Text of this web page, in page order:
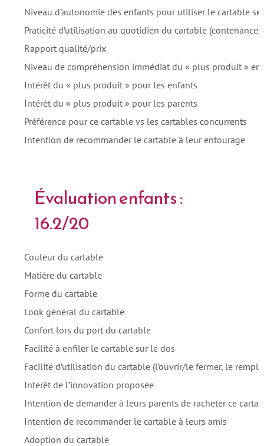
Niveau d’autonomie des enfants pour utiliser le cartable
Praticité d’utilisation au quotidien du cartable
Rapport qualité/prix
Niveau de compréhension immédiat du « plus produit »
Intérêt du « plus produit » pour les enfants
Intérêt du « plus produit » pour les parents
Préférence pour ce cartable vs les cartables concurrents
Intention de recommander le cartable à leur entourage
Évaluation enfants :
16.2/20
Couleur du cartable
Matière du cartable
Forme du cartable
Look général du cartable
Confort lors du port du cartable
Facilité à enfiler le cartable sur le dos
Facilité d’utilisation du cartable (l’ouvrir/le fermer, le
Intérêt de l’innovation proposée
Intention de demander à leurs parents de racheter ce
Intention de recommander le cartable à leurs amis
Adoption du cartable